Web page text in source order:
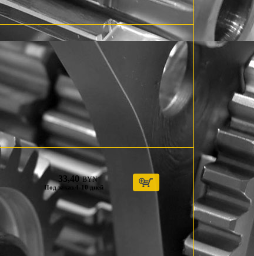
Под заказ 4-10 дней
33,40 BYN